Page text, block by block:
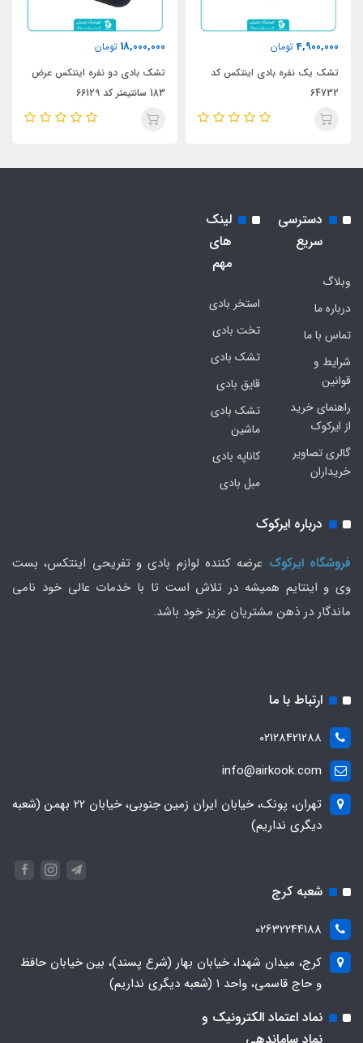
4,900,000 تومان
تشک یک نفره بادی اینتکس کد
64732
18,000,000 تومان
تشک بادی دو نفره اینتکس عرض
183 سانتیمتر کد 66129
دسترسی
سریع
وبلاگ
درباره ما
تماس با ما
شرایط و
قوانین
راهنمای خرید
از ایرکوک
گالری تصاویر
خریداران
لینک
های
مهم
استخر بادی
تخت بادی
تشک بادی
قایق بادی
تشک بادی
ماشین
کاناپه بادی
مبل بادی
درباره ایرکوک
فروشگاه ایرکوک عرضه کننده لوازم بادی و تفریحی اینتکس، بست
وی و اینتایم همیشه در تلاش است تا با خدمات عالی خود نامی
ماندگار در ذهن مشتریان عزیز خود باشد.
ارتباط با ما
02128421288
info@airkook.com
تهران، پونک، خیابان ایران زمین جنوبی، خیابان 22 بهمن (شعبه
دیگری نداریم)
شعبه کرج
02632244188
کرج، میدان شهدا، خیابان بهار (شرع پسند)، بین خیابان حافظ
و حاج قاسمی، واحد ۱ (شعبه دیگری نداریم)
نماد اعتماد الکترونیک و